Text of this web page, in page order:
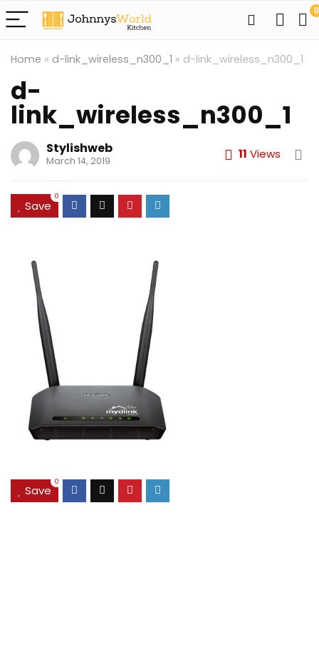
0
Home » d-link_wireless_n300_1 » d-link_wireless_n300_1
d-
link_wireless_n300_1
Stylishweb
March 14, 2019 11 Views
Save
0
Save
0